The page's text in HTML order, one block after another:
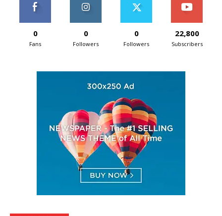
0
Fans
0
Followers
0
Followers
22,800
Subscribers